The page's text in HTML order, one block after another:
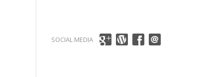
SOCIAL MEDIA